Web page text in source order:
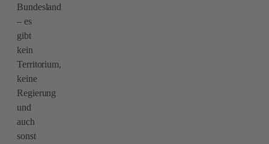
Bundesland
– es
gibt
kein
Territorium,
keine
Regierung
und
auch
sonst